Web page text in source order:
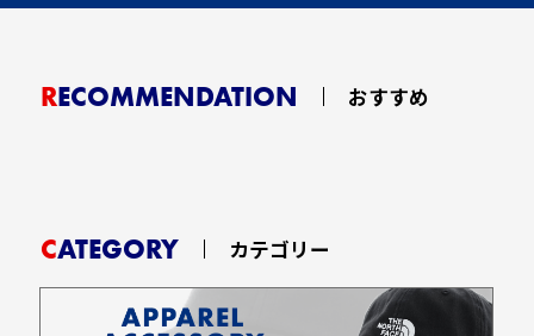
RECOMMENDATION おすすめ
CATEGORY カテゴリー